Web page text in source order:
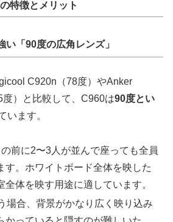
特徴とメリット
「90度の広角レンズ」
C920n（78度）やAnker
）と比較して、C960は90度とい
います。
前に2〜3人が並んで座っても全員
す。ホワイトボード全体を映した
全体を映す用途に適しています。
場合、背景がかなり広く映り込み